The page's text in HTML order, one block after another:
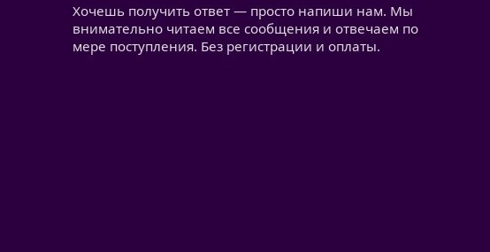
Хочешь получить ответ — просто напиши нам. Мы
внимательно читаем все сообщения и отвечаем по
мере поступления. Без регистрации и оплаты.